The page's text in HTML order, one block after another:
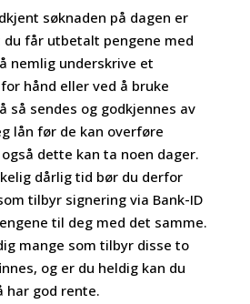
søknaden på dagen er
får utbetalt pengene med
nemlig underskrive et
hånd eller ved å bruke
så sendes og godkjennes av
lån før de kan overføre
dette kan ta noen dager.
dårlig tid bør du derfor
tilbyr signering via Bank-ID
til deg med det samme.
mange som tilbyr disse to
og er du heldig kan du
har god rente.